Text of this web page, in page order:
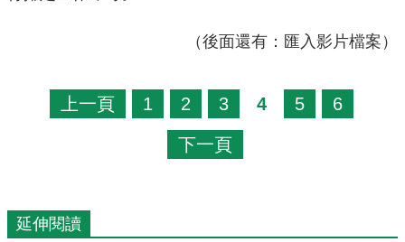
（後面還有：匯入影片檔案）
上一頁 1 2 3 4 5 6
下一頁
延伸閱讀